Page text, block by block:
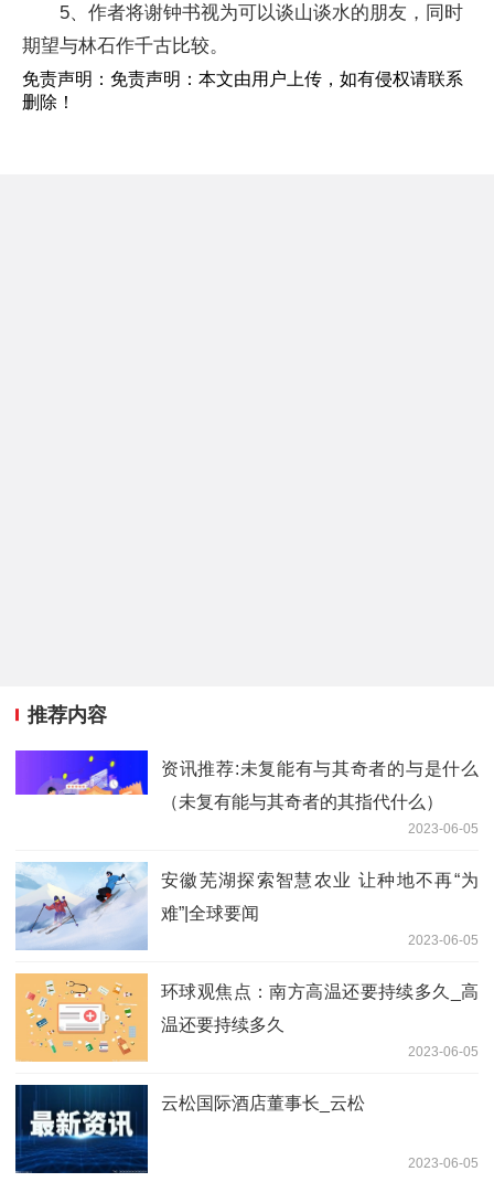
5、作者将谢钟书视为可以谈山谈水的朋友，同时
期望与林石作千古比较。
免责声明：免责声明：本文由用户上传，如有侵权请联系
删除！
推荐内容
资讯推荐:未复能有与其奇者的与是什么
（未复有能与其奇者的其指代什么）
2023-06-05
安徽芜湖探索智慧农业 让种地不再“为
难”|全球要闻
2023-06-05
环球观焦点：南方高温还要持续多久_高
温还要持续多久
2023-06-05
云松国际酒店董事长_云松
2023-06-05